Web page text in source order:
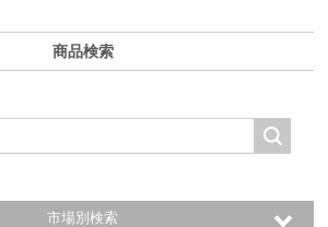
商品検索
市場別検索